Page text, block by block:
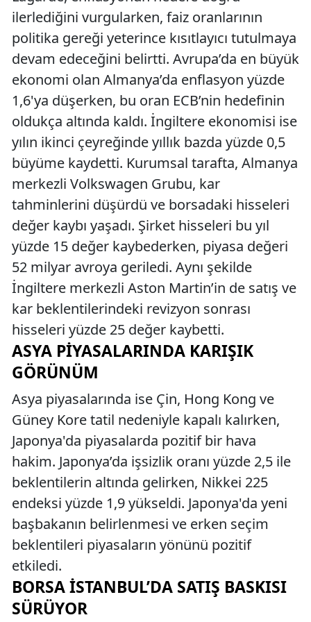
ilerlediğini vurgularken, faiz oranlarının
politika gereği yeterince kısıtlayıcı tutulmaya
devam edeceğini belirtti. Avrupa’da en büyük
ekonomi olan Almanya’da enflasyon yüzde
1,6'ya düşerken, bu oran ECB’nin hedefinin
oldukça altında kaldı. İngiltere ekonomisi ise
yılın ikinci çeyreğinde yıllık bazda yüzde 0,5
büyüme kaydetti. Kurumsal tarafta, Almanya
merkezli Volkswagen Grubu, kar
tahminlerini düşürdü ve borsadaki hisseleri
değer kaybı yaşadı. Şirket hisseleri bu yıl
yüzde 15 değer kaybederken, piyasa değeri
52 milyar avroya geriledi. Aynı şekilde
İngiltere merkezli Aston Martin’in de satış ve
kar beklentilerindeki revizyon sonrası
hisseleri yüzde 25 değer kaybetti.
ASYA PIYASALARINDA KARIŞIK
GÖRÜNÜM
Asya piyasalarında ise Çin, Hong Kong ve
Güney Kore tatil nedeniyle kapalı kalırken,
Japonya'da piyasalarda pozitif bir hava
hakim. Japonya’da işsizlik oranı yüzde 2,5 ile
beklentilerin altında gelirken, Nikkei 225
endeksi yüzde 1,9 yükseldi. Japonya'da yeni
başbakanın belirlenmesi ve erken seçim
beklentileri piyasaların yönünü pozitif
etkiledi.
BORSA İSTANBUL’DA SATIŞ BASKISI
SÜRÜYOR